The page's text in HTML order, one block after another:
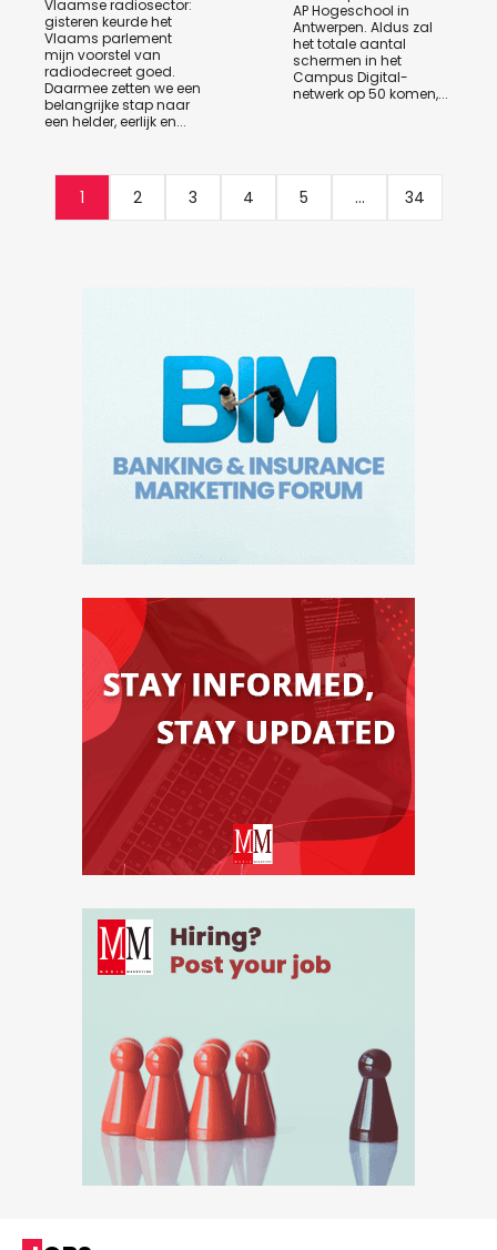
Vlaamse radiosector:
gisteren keurde het
Vlaams parlement
mijn voorstel van
radiodecreet goed.
Daarmee zetten we een
belangrijke stap naar
een helder, eerlijk en...
AP Hogeschool in
Antwerpen. Aldus zal
het totale aantal
schermen in het
Campus Digital-
netwerk op 50 komen,...
1 2 3 4 5 ... 34